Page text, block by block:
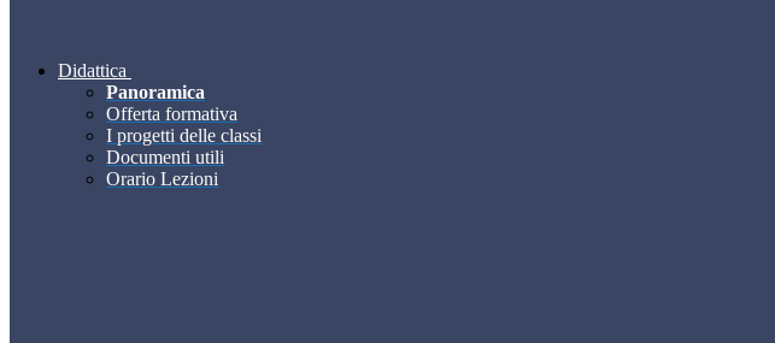
Didattica
Panoramica
Offerta formativa
I progetti delle classi
Documenti utili
Orario Lezioni